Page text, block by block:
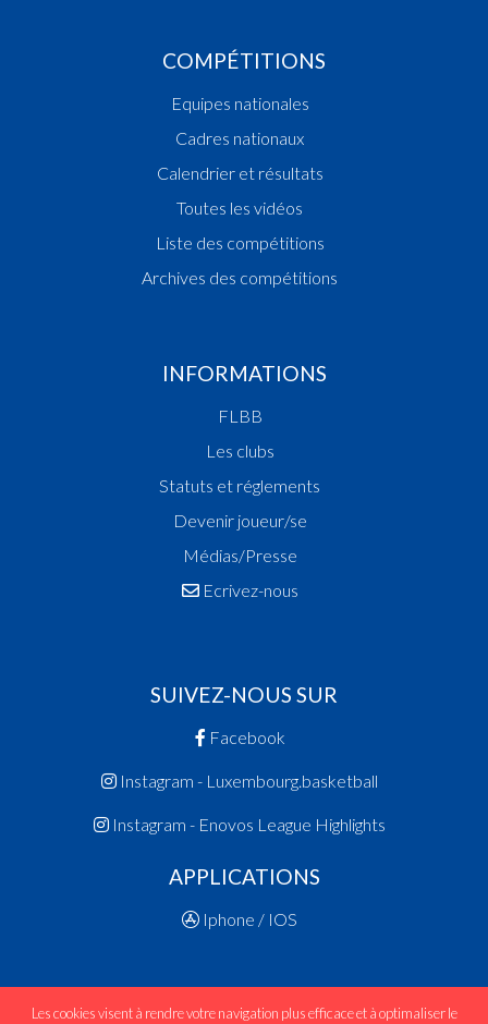
COMPÉTITIONS
Equipes nationales
Cadres nationaux
Calendrier et résultats
Toutes les vidéos
Liste des compétitions
Archives des compétitions
INFORMATIONS
FLBB
Les clubs
Statuts et réglements
Devenir joueur/se
Médias/Presse
Ecrivez-nous
SUIVEZ-NOUS SUR
Facebook
Instagram - Luxembourg.basketball
Instagram - Enovos League Highlights
APPLICATIONS
Iphone / IOS
Les cookies visent à rendre votre navigation plus efficace et à optimaliser le